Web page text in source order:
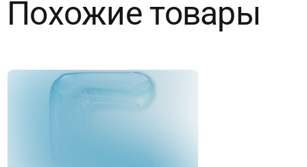
Slim,
1
Похожие товары